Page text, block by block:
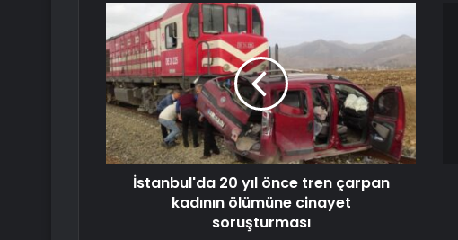
İstanbul'da 20 yıl önce tren çarpan
kadının ölümüne cinayet
soruşturması